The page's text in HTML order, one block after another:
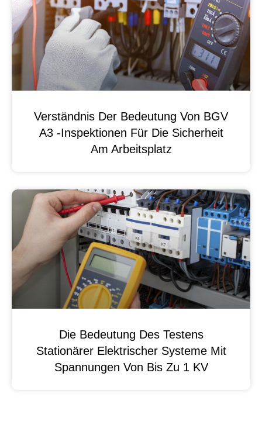
Verständnis Der Bedeutung Von BGV
A3 -Inspektionen Für Die Sicherheit
Am Arbeitsplatz
Die Bedeutung Des Testens
Stationärer Elektrischer Systeme Mit
Spannungen Von Bis Zu 1 KV